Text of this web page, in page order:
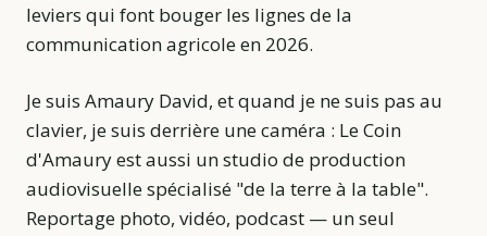
leviers qui font bouger les lignes de la
communication agricole en 2026.
Je suis Amaury David, et quand je ne suis pas au
clavier, je suis derrière une caméra : Le Coin
d'Amaury est aussi un studio de production
audiovisuelle spécialisé "de la terre à la table".
Reportage photo, vidéo, podcast — un seul